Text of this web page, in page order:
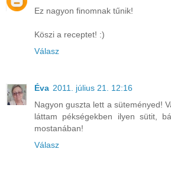
Ez nagyon finomnak tűnik!
Köszi a receptet! :)
Válasz
Éva 2011. július 21. 12:16
Nagyon guszta lett a süteményed!
láttam pékségekben ilyen sütit,
mostanában!
Válasz